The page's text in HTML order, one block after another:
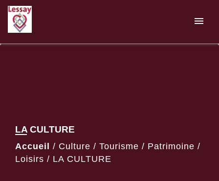
menu
LA CULTURE
Accueil / Culture / Tourisme / Patrimoine /
Loisirs / LA CULTURE